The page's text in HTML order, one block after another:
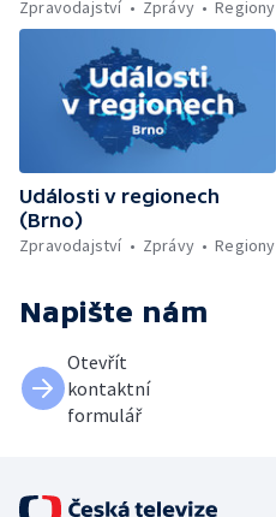
Zpravodajství
Zprávy Regiony
Události v regionech
(Brno)
Zpravodajství
Zprávy Regiony
Napište nám
Otevřít
kontaktní
formulář